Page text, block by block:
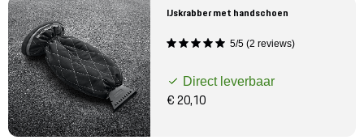
IJskrabber met handschoen
5/5 (2 reviews)
Direct leverbaar
€ 20,10